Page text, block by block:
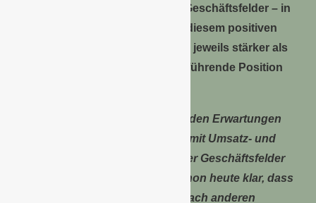
weiteres Mal konnten sämtliche Geschäftsfelder – in
unterschiedlichem Umfang – zu diesem positiven
Ergebnis beitragen. Sie wuchsen jeweils stärker als
der Markt und bauten somit ihre führende Position
„Gemessen an den zurückhaltenden Erwartungen
noch vor einem Jahr können wir mit Umsatz- und
Ergebnisentwicklung aller unserer Geschäftsfelder
zufrieden sein. Gleichwohl ist schon heute klar, dass
wir den Erfolg des Jahres 2020 nach anderen